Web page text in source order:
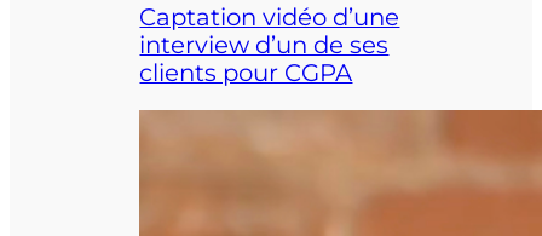
Captation vidéo d’une
interview d’un de ses
clients pour CGPA